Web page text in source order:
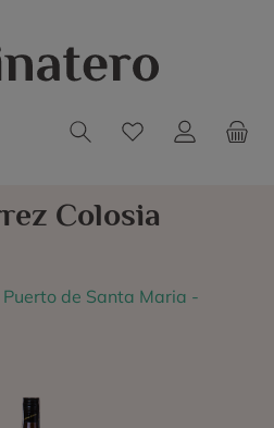
Colosia
Puerto de Santa Maria -